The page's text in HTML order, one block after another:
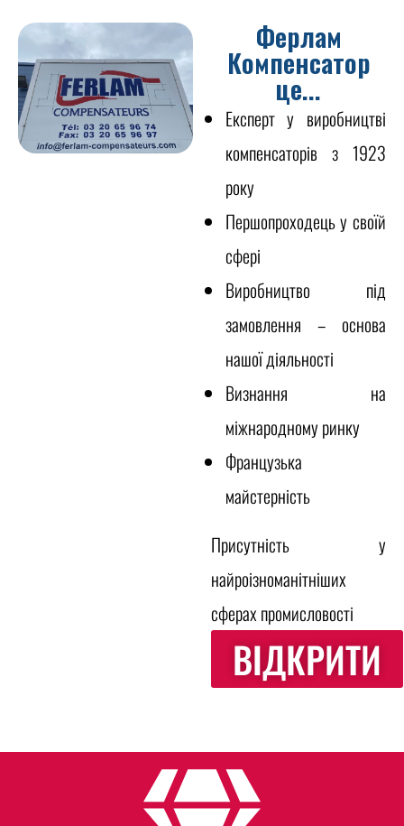
Ферлам
Компенсатор
це...
Експерт у виробництві
компенсаторів з 1923
року
Першопроходець у своїй
сфері
Виробництво під
замовлення – основа
нашої діяльності
Визнання на
міжнародному ринку
Французька
майстерність
Присутність у
найроізноманітніших
сферах промисловості
ВІДКРИТИ